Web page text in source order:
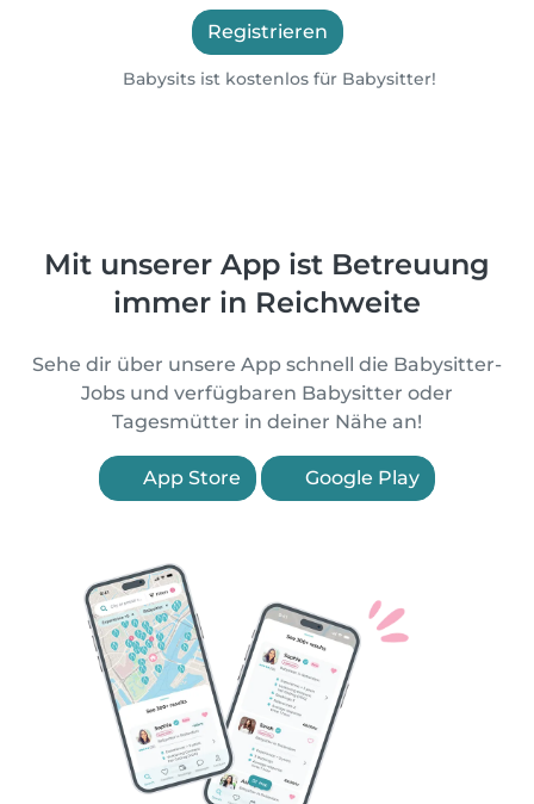
Registrieren
Babysits ist kostenlos für Babysitter!
Mit unserer App ist Betreuung
immer in Reichweite
Sehe dir über unsere App schnell die Babysitter-
Jobs und verfügbaren Babysitter oder
Tagesmütter in deiner Nähe an!
App Store Google Play